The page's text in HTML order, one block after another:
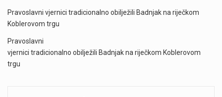
Pravoslavni vjernici tradicionalno obilježili Badnjak na riječkom
Koblerovom trgu
Pravoslavni
vjernici tradicionalno obilježili Badnjak na riječkom Koblerovom
trgu